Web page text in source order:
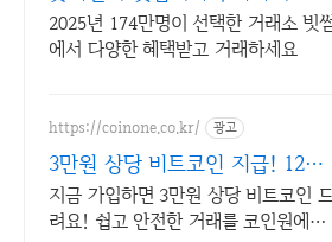
규 가입 시 5만원 혜택
2025년 174만명이 선택한 거래소 빗
에서 다양한 혜택받고 거래하세요
https://coinone.co.kr/ 광고
3만원 상당 비트코인 지급! 12년
무사고 거래소
지금 가입하면 3만원 상당 비트코인
려요! 쉽고 안전한 거래를 코인원에서